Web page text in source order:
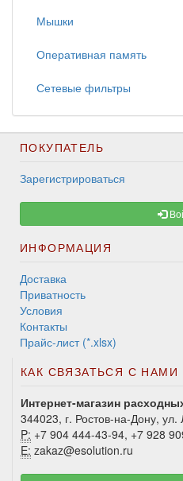
Мышки
Оперативная память
Сетевые фильтры
ПОКУПАТЕЛЬ
Зарегистрироваться
ИНФОРМАЦИЯ
Доставка
Приватность
Условия
Контакты
Прайс-лист (*.xlsx)
КАК СВЯЗАТЬСЯ С НАМИ
Интернет-магазин
344023, г. Ростов-на-Дону,
P: +7 904 444-43-94, +7 928
E: zakaz@esolution.ru